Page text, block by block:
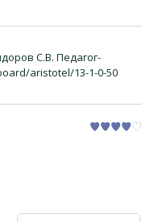
С.В. Педагог-
aristotel/13-1-0-50